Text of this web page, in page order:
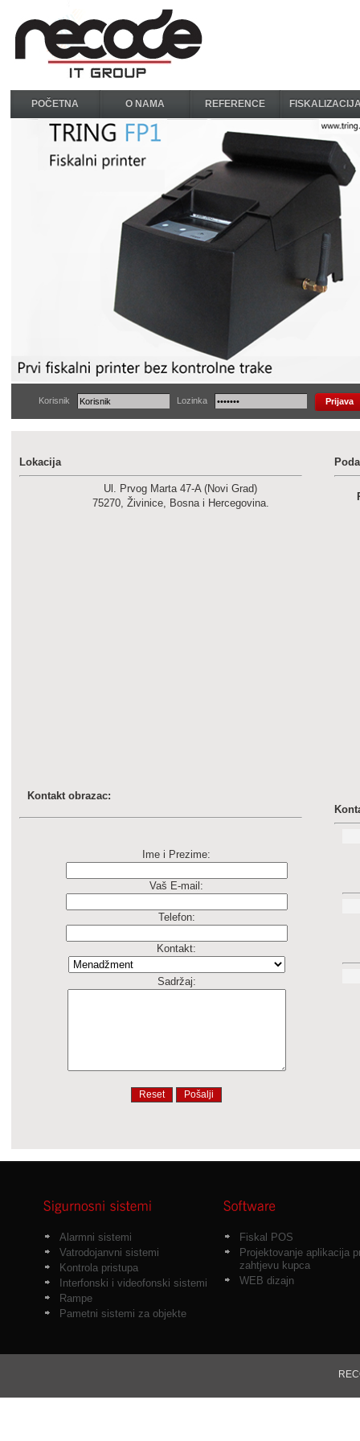
POČETNA O NAMA REFERENCE
Korisnik Lozinka
Lokacija
Ul. Prvog Marta 47-A (Novi Grad)
75270, Živinice, Bosna i Hercegovina.
Kontakt obrazac:
Ime i Prezime:
Vaš E-mail:
Telefon:
Kontakt:
Sadržaj:
Alarmni sistemi
Vatrodojanvni sistemi
Kontrola pristupa
Interfonski i videofonski sistemi
Rampe
Pametni sistemi za objekte
Fiskal POS
Projektovanje aplikacija
zahtjevu kupca
WEB dizajn